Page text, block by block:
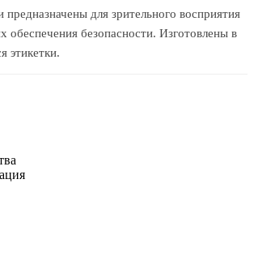
предназначены для зрительного восприятия
обеспечения безопасности. Изготовлены в
этикетки.